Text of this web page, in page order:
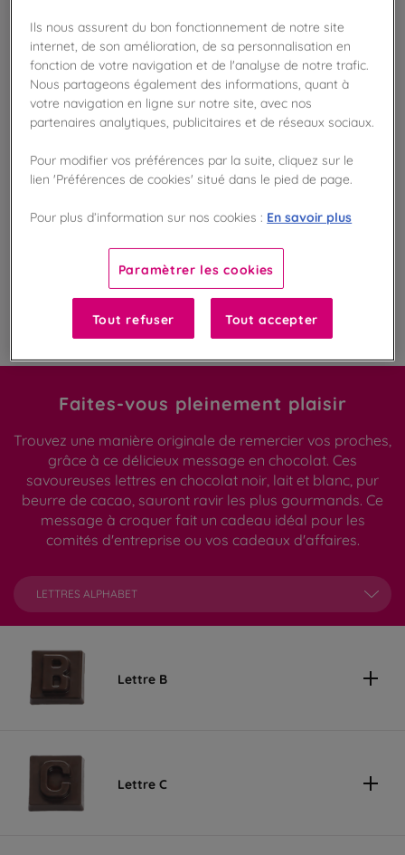
Disponible en boutique !
Vérifier la disponibilité en magasin
Frais de port offert
dès 50€ d'achat
avec notre programme Privilège
Liste des ingrédients et allergènes
100
Fabriqué en France
Faites-vous pleinement plaisir
Trouvez une manière originale de remercier vos proches,
grâce à ce délicieux message en chocolat. Ces
savoureuses lettres en chocolat noir, lait et blanc, pur
beurre de cacao, sauront ravir les plus gourmands. Ce
message à croquer fait un cadeau idéal pour les
comités d'entreprise ou vos cadeaux d'affaires.
LETTRES ALPHABET
Lettre B
Lettre C
Ils nous assurent du bon fonctionnement de notre site
internet, de son amélioration, de sa personnalisation en
fonction de votre navigation et de l'analyse de notre trafic.
Nous partageons également des informations, quant à
votre navigation en ligne sur notre site, avec nos
partenaires analytiques, publicitaires et de réseaux sociaux.
Pour modifier vos préférences par la suite, cliquez sur le
lien 'Préférences de cookies' situé dans le pied de page.
Pour plus d’information sur nos cookies : En savoir plus
Paramètrer les cookies
Tout refuser Tout accepter